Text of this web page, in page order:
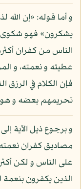
و أما قوله: «إن
يشكرون» فهو شكوى و
الناس من كفران
عطيته و نعمته، و
فإن الكلام في الرزق
تحريمهم بعضه و هو
و برجوع ذيل الآية
مصاديق كفران
على الناس و لكن
الذين يكفرون بنعمة